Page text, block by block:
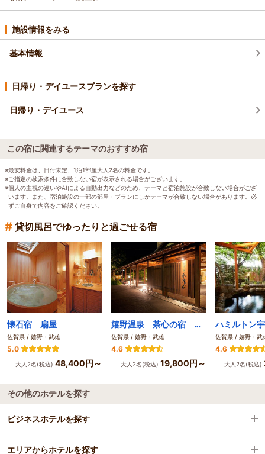
施設情報をみる
基本情報
日帰り・デイユースプランを探す
日帰り・デイユース
この宿に関連するテーマのおすすめ宿
※最安料金は、日付未定、1泊1部屋大人2名の料金です。
※ご指定の検索条件に合致しない宿が表示される場合がございます。
※個人の主観の違いやAIによる自動出力などのため、テーマと宿泊施設が合致しない場合がござ
います。また、宿泊施設の一部の部屋・プランにしかテーマが合致しない場合があります。必
ずご自身で内容をご確認ください。
# 貸切風呂でゆったりと過ごせる宿
懐石宿 扇屋
佐賀県 / 嬉野・武雄
5.0
大人2名(税込) 48,400円～
嬉野温泉 茶心の宿 和楽園
佐賀県 / 嬉野・武雄
4.6
大人2名(税込) 19,800円～
ハミルトン
佐賀県 / 嬉野・武
4.6
大人2名(税込)
その他のホテルを探す
ビジネスホテルを探す
佐賀県
エリアからホテルを探す